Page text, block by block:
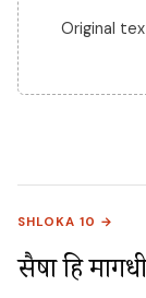
Original
SHLOKA 10 →
सैषा हि